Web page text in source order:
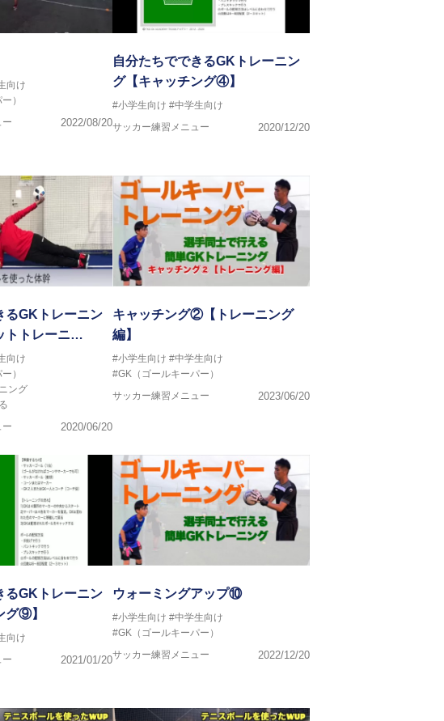
向け
）
ー
2022/08/20
自分たちでできるGKトレーニン
グ【キャッチング④】
#小学生向け #中学生向け
サッカー練習メニュー
2020/12/20
るGKトレーニン
トトレーニ…
向け
）
ング
ー
2020/06/20
キャッチング②【トレーニング
編】
#小学生向け #中学生向け
#GK（ゴールキーパー）
サッカー練習メニュー
2023/06/20
るGKトレーニン
グ⑨】
向け
ー
2021/01/20
ウォーミングアップ⑩
#小学生向け #中学生向け
#GK（ゴールキーパー）
サッカー練習メニュー
2022/12/20